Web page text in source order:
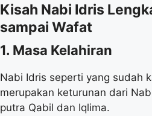
Kisah Nabi Idris
sampai Wafat
1. Masa Kelahiran
Nabi Idris seperti yang sudah
merupakan keturunan dari
putra Qabil dan Iqlima.